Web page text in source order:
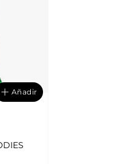
Añadir
Puffs GOODIES